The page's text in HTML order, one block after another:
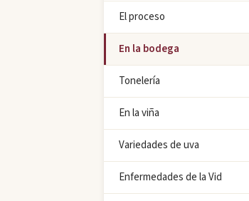
El proceso
En la bodega
Tonelería
En la viña
Variedades de uva
Enfermedades de la Vid